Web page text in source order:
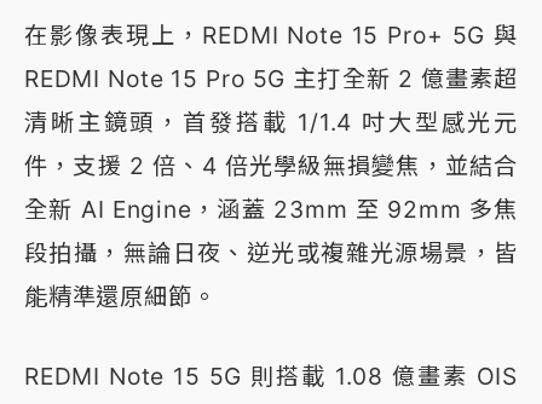
在影像表現上，REDMI Note 15 Pro+ 5G 與
REDMI Note 15 Pro 5G 主打全新 2 億畫素超
清晰主鏡頭，首發搭載 1/1.4 吋大型感光元
件，支援 2 倍、4 倍光學級無損變焦，並結合
全新 AI Engine，涵蓋 23mm 至 92mm 多焦
段拍攝，無論日夜、逆光或複雜光源場景，皆
能精準還原細節。
REDMI Note 15 5G 則搭載 1.08 億畫素 OIS